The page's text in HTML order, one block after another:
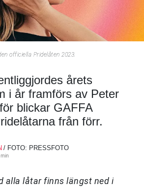
officiella Pridelåten 2023.
årets
i år framförs av Peter
blickar GAFFA
från förr.
/ FOTO: PRESSFOTO
alla låtar finns längst ned i